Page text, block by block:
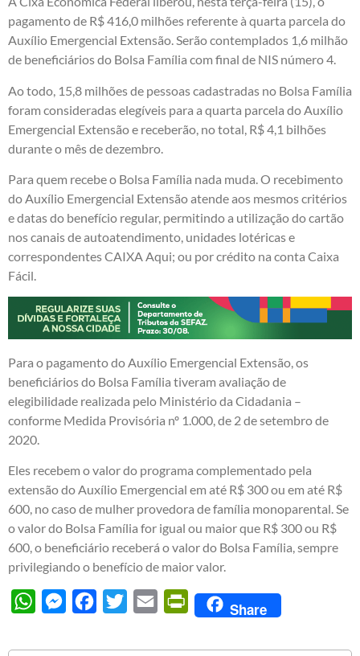
pagamento de R$ 416,0 milhões referente à quarta parcela do
Auxílio Emergencial Extensão. Serão contemplados 1,6 milhão
de beneficiários do Bolsa Família com final de NIS número 4.
Ao todo, 15,8 milhões de pessoas cadastradas no Bolsa Família
foram consideradas elegíveis para a quarta parcela do Auxílio
Emergencial Extensão e receberão, no total, R$ 4,1 bilhões
durante o mês de dezembro.
Para quem recebe o Bolsa Família nada muda. O recebimento
do Auxílio Emergencial Extensão atende aos mesmos critérios
e datas do benefício regular, permitindo a utilização do cartão
nos canais de autoatendimento, unidades lotéricas e
correspondentes CAIXA Aqui; ou por crédito na conta Caixa
Fácil.
Para o pagamento do Auxílio Emergencial Extensão, os
beneficiários do Bolsa Família tiveram avaliação de
elegibilidade realizada pelo Ministério da Cidadania –
conforme Medida Provisória nº 1.000, de 2 de setembro de
2020.
Eles recebem o valor do programa complementado pela
extensão do Auxílio Emergencial em até R$ 300 ou em até R$
600, no caso de mulher provedora de família monoparental. Se
o valor do Bolsa Família for igual ou maior que R$ 300 ou R$
600, o beneficiário receberá o valor do Bolsa Família, sempre
privilegiando o benefício de maior valor.
WhatsAppMessengerFacebook
Twitter Email PrintFriendly
Share